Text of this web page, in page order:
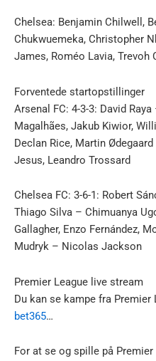
Chelsea: Benjamin Chilwell,
Chukwuemeka, Christopher
James, Roméo Lavia, Trevoh
Forventede startopstillinger
Arsenal FC: 4-3-3: David Raya
Magalhães, Jakub Kiwior,
Declan Rice, Martin
Jesus, Leandro Trossard
Chelsea FC: 3-6-1: Robert
Thiago Silva – Chimuanya
Gallagher, Enzo Fernández,
Mudryk – Nicolas Jackson
Premier League live stream
Du kan se kampe fra
bet365…
For at se og spille på